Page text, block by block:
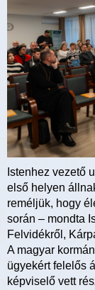
Istenhez vezető
első helyen
reméljük, hogy
során – mondta
Felvidékről,
A magyar
ügyekért felelős
képviselő vett